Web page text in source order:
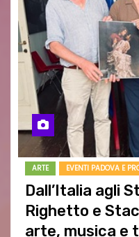
ARTE EVENTI PADOVA E
Dall’Italia agli
Righetto e
arte, musica e